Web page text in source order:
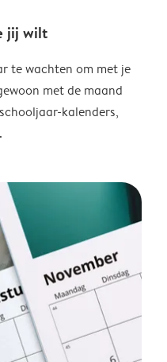
jij wilt
te wachten om met je
met de maand
kalenders,